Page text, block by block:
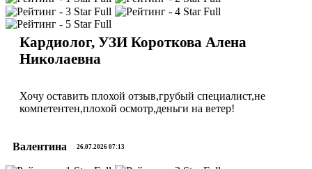
Кардиолог, УЗИ Короткова Алена
Николаевна
Хочу оставить плохой отзыв,грубый специалист,не
компетентен,плохой осмотр,деньги на ветер!
Валентина 26.07.2026 07:13